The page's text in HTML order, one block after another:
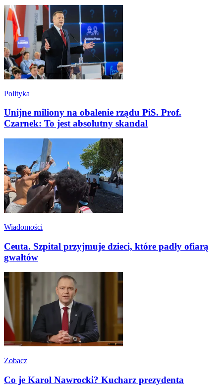
Polityka
Unijne miliony na obalenie rządu PiS. Prof.
Czarnek: To jest absolutny skandal
Wiadomości
Ceuta. Szpital przyjmuje dzieci, które padły ofiarą
gwałtów
Zobacz
Co je Karol Nawrocki? Kucharz prezydenta